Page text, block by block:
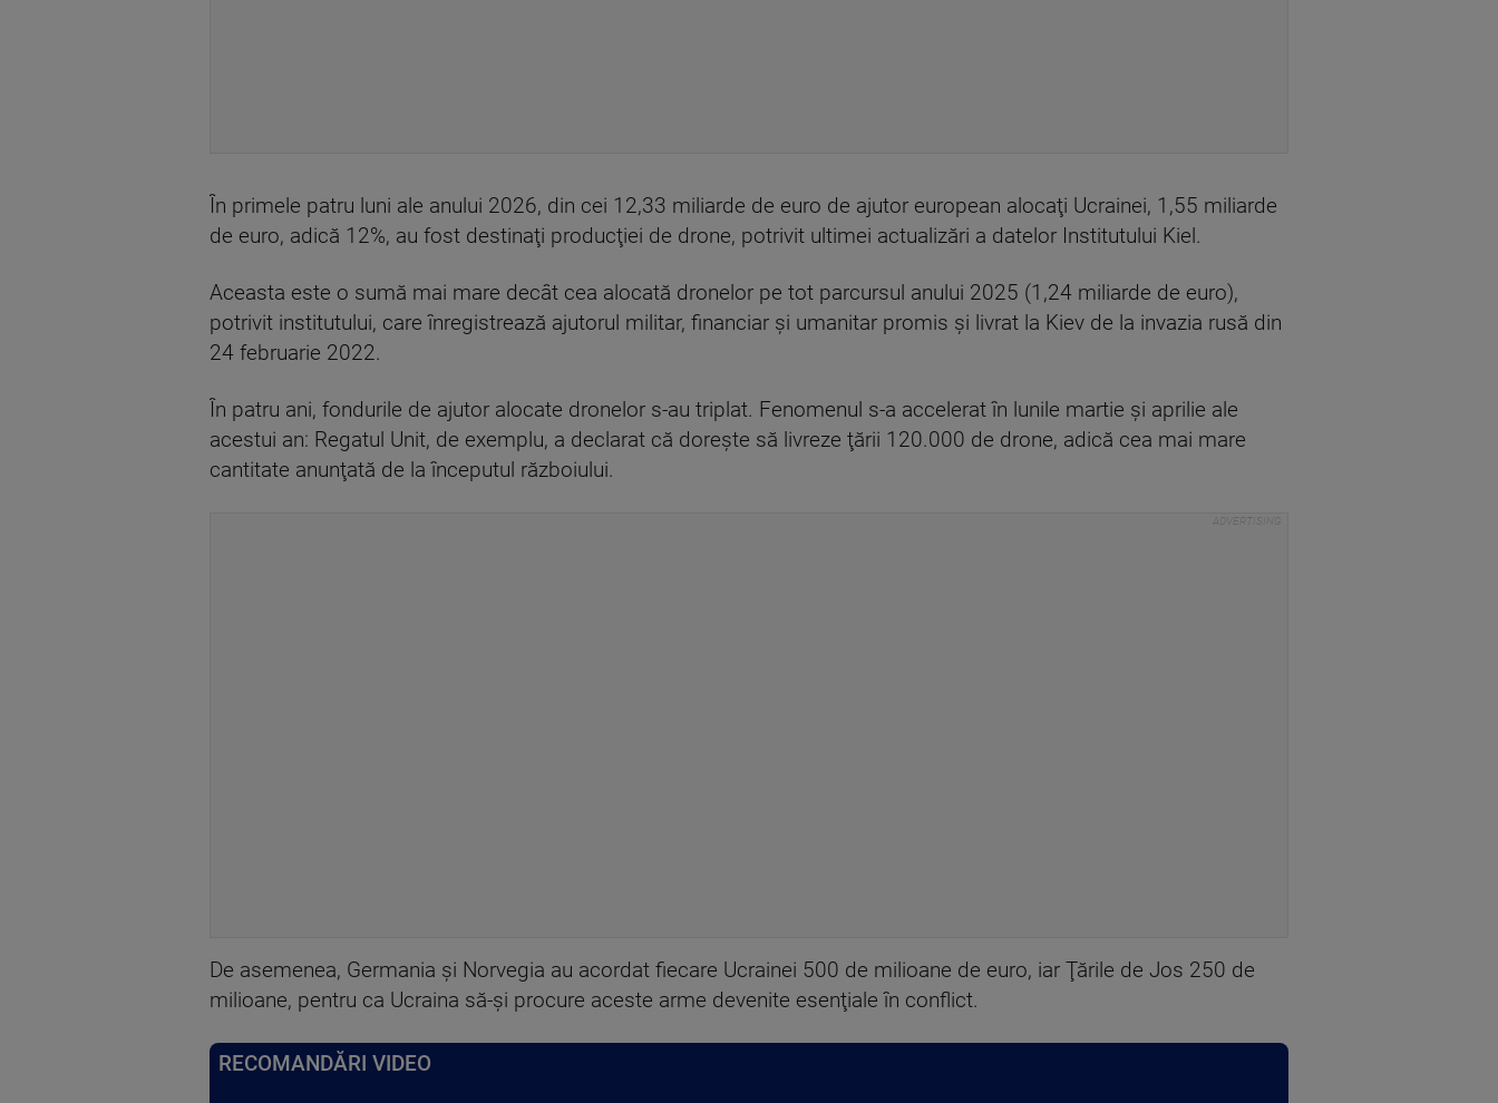
În primele patru luni ale anului 2026, din cei 12,33 miliarde de euro de ajutor european alocaţi Ucrainei, 1,55 miliarde
de euro, adică 12%, au fost destinaţi producţiei de drone, potrivit ultimei actualizări a datelor Institutului Kiel.
Aceasta este o sumă mai mare decât cea alocată dronelor pe tot parcursul anului 2025 (1,24 miliarde de euro),
potrivit institutului, care înregistrează ajutorul militar, financiar şi umanitar promis şi livrat la Kiev de la invazia rusă din
24 februarie 2022.
În patru ani, fondurile de ajutor alocate dronelor s-au triplat. Fenomenul s-a accelerat în lunile martie şi aprilie ale
acestui an: Regatul Unit, de exemplu, a declarat că doreşte să livreze ţării 120.000 de drone, adică cea mai mare
cantitate anunţată de la începutul războiului.
De asemenea, Germania şi Norvegia au acordat fiecare Ucrainei 500 de milioane de euro, iar Ţările de Jos 250 de
milioane, pentru ca Ucraina să-şi procure aceste arme devenite esenţiale în conflict.
RECOMANDĂRI VIDEO